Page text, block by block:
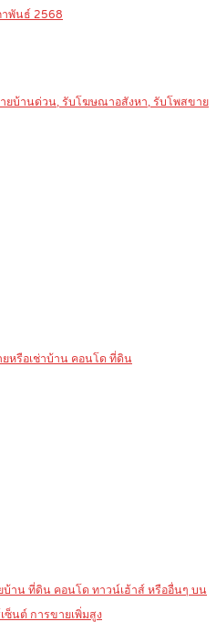
าพันธ์ 2568
ยบ้านด่วน, รับโฆษณาอสังหา, รับโพสขาย
หรือเช่าบ้าน คอนโด ที่ดิน
าน ที่ดิน คอนโด ทาวน์เฮ้าส์ หรืออื่นๆ บน
ซ็นต์ การขายเพิ่มสูง